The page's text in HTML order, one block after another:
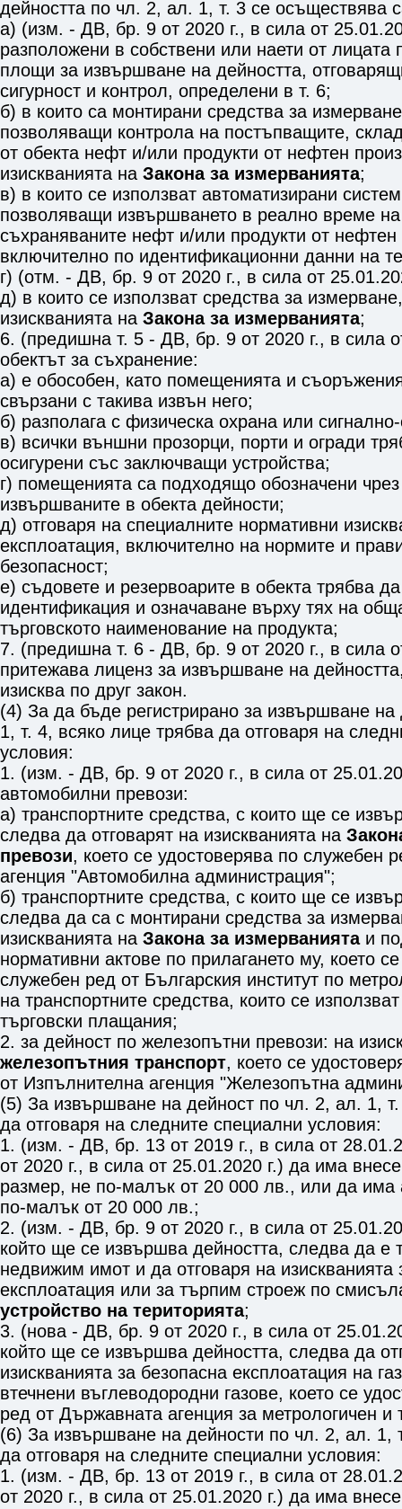
дейността по чл. 2, ал. 1, т. 3 се осъществява
а) (изм. - ДВ, бр. 9 от 2020 г., в сила от
разположени в собствени или наети от
площи за извършване на дейността,
сигурност и контрол, определени в т. 6;
б) в които са монтирани средства за
позволяващи контрола на постъпващите,
от обекта нефт и/или продукти от нефтен
изискванията на Закона за измерванията;
в) в които се използват автоматизирани
позволяващи извършването в реално време
съхраняваните нефт и/или продукти от нефтен
включително по идентификационни данни на
г) (отм. - ДВ, бр. 9 от 2020 г., в сила от
д) в които се използват средства за
изискванията на Закона за измерванията;
6. (предишна т. 5 - ДВ, бр. 9 от 2020 г., в сила
обектът за съхранение:
а) е обособен, като помещенията и
свързани с такива извън него;
б) разполага с физическа охрана или
в) всички външни прозорци, порти и огради
осигурени със заключващи устройства;
г) помещенията са подходящо обозначени
извършваните в обекта дейности;
д) отговаря на специалните нормативни
експлоатация, включително на нормите и
безопасност;
е) съдовете и резервоарите в обекта трябва
идентификация и означаване върху тях на
търговското наименование на продукта;
7. (предишна т. 6 - ДВ, бр. 9 от 2020 г., в сила
притежава лиценз за извършване на
изисква по друг закон.
(4) За да бъде регистрирано за извършване
1, т. 4, всяко лице трябва да отговаря на
условия:
1. (изм. - ДВ, бр. 9 от 2020 г., в сила от
автомобилни превози:
а) транспортните средства, с които ще се
следва да отговарят на изискванията на
превози, което се удостоверява по служебен
агенция "Автомобилна администрация";
б) транспортните средства, с които ще се
следва да са с монтирани средства за
изискванията на Закона за измерваниятаи
нормативни актове по прилагането му, което
служебен ред от Българския институт по
на транспортните средства, които се
търговски плащания;
2. за дейност по железопътни превози: на
железопътния транспорт, което се
от Изпълнителна агенция "Железопътна
(5) За извършване на дейност по чл. 2, ал. 1,
да отговаря на следните специални условия:
1. (изм. - ДВ, бр. 13 от 2019 г., в сила от
от 2020 г., в сила от 25.01.2020 г.) да има
размер, не по-малък от 20 000 лв., или да има
по-малък от 20 000 лв.;
2. (изм. - ДВ, бр. 9 от 2020 г., в сила от
който ще се извършва дейността, следва да е
недвижим имот и да отговаря на
експлоатация или за търпим строеж по
устройство на територията;
3. (нова - ДВ, бр. 9 от 2020 г., в сила от
който ще се извършва дейността, следва да
изискванията за безопасна експлоатация на
втечнени въглеводородни газове, което се
ред от Държавната агенция за метрологичен и
(6) За извършване на дейности по чл. 2, ал. 1,
да отговаря на следните специални условия:
1. (изм. - ДВ, бр. 13 от 2019 г., в сила от
от 2020 г., в сила от 25.01.2020 г.) да има